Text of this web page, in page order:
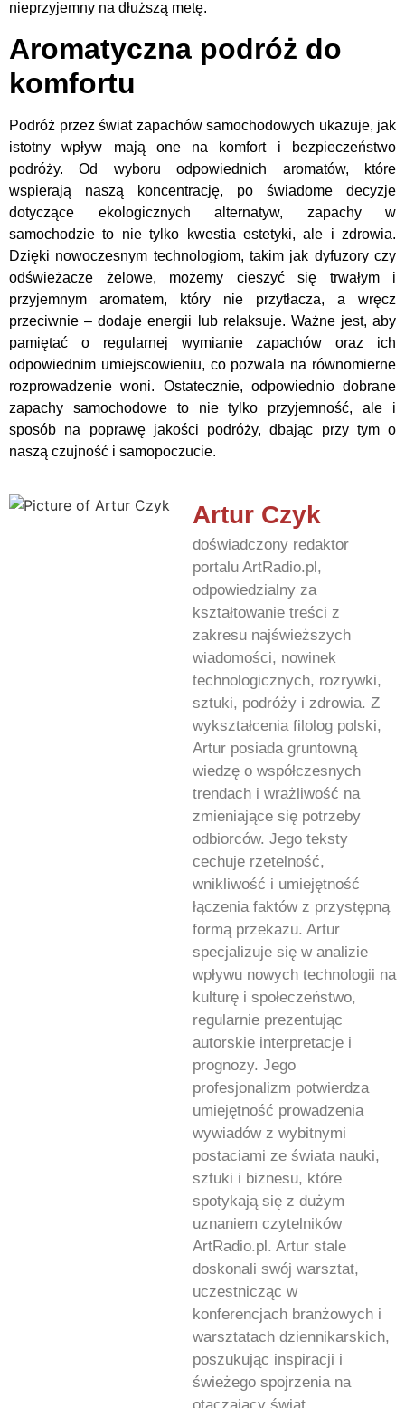
nieprzyjemny na dłuższą metę.
Aromatyczna podróż do
komfortu
Podróż przez świat zapachów samochodowych ukazuje, jak
istotny wpływ mają one na komfort i bezpieczeństwo
podróży. Od wyboru odpowiednich aromatów, które
wspierają naszą koncentrację, po świadome decyzje
dotyczące ekologicznych alternatyw, zapachy w
samochodzie to nie tylko kwestia estetyki, ale i zdrowia.
Dzięki nowoczesnym technologiom, takim jak dyfuzory czy
odświeżacze żelowe, możemy cieszyć się trwałym i
przyjemnym aromatem, który nie przytłacza, a wręcz
przeciwnie – dodaje energii lub relaksuje. Ważne jest, aby
pamiętać o regularnej wymianie zapachów oraz ich
odpowiednim umiejscowieniu, co pozwala na równomierne
rozprowadzenie woni. Ostatecznie, odpowiednio dobrane
zapachy samochodowe to nie tylko przyjemność, ale i
sposób na poprawę jakości podróży, dbając przy tym o
naszą czujność i samopoczucie.
Artur Czyk
doświadczony redaktor
portalu ArtRadio.pl,
odpowiedzialny za
kształtowanie treści z
zakresu najświeższych
wiadomości, nowinek
technologicznych, rozrywki,
sztuki, podróży i zdrowia. Z
wykształcenia filolog polski,
Artur posiada gruntowną
wiedzę o współczesnych
trendach i wrażliwość na
zmieniające się potrzeby
odbiorców. Jego teksty
cechuje rzetelność,
wnikliwość i umiejętność
łączenia faktów z przystępną
formą przekazu. Artur
specjalizuje się w analizie
wpływu nowych technologii na
kulturę i społeczeństwo,
regularnie prezentując
autorskie interpretacje i
prognozy. Jego
profesjonalizm potwierdza
umiejętność prowadzenia
wywiadów z wybitnymi
postaciami ze świata nauki,
sztuki i biznesu, które
spotykają się z dużym
uznaniem czytelników
ArtRadio.pl. Artur stale
doskonali swój warsztat,
uczestnicząc w
konferencjach branżowych i
warsztatach dziennikarskich,
poszukując inspiracji i
świeżego spojrzenia na